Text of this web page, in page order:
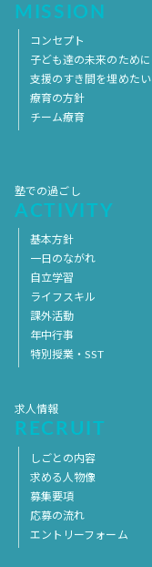
MISSION
コンセプト
子ども達の未来のために
支援のすき間を埋めたい
療育の方針
チーム療育
塾での過ごし
ACTIVITY
基本方針
一日のながれ
自立学習
ライフスキル
課外活動
年中行事
特別授業・SST
求人情報
RECRUIT
しごとの内容
求める人物像
募集要項
応募の流れ
エントリーフォーム